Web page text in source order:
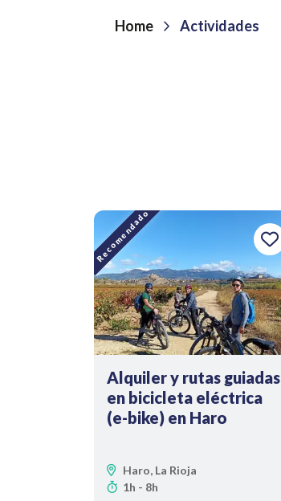
Home Actividades
Recomendado
Alquiler y rutas guiadas
en bicicleta eléctrica
(e-bike) en Haro
Haro, La Rioja
1h - 8h